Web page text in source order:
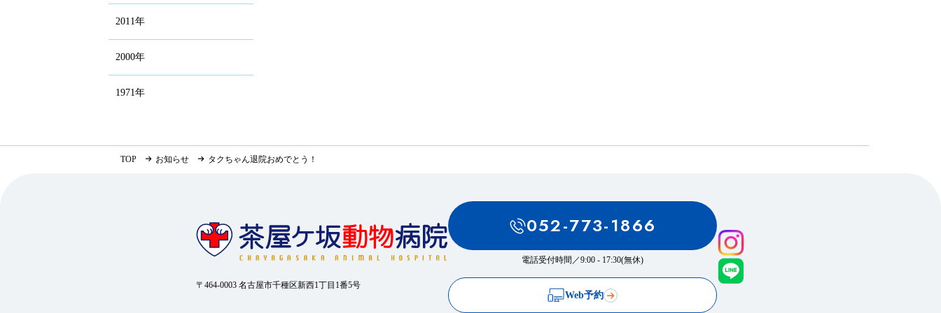
2011年
2000年
1971年
TOP お知らせ タクちゃん退院おめでとう！
〒464-0003 名古屋市千種区新西1丁目1番5号
052-773-1866
電話受付時間／9:00 - 17:30(無休)
Web予約